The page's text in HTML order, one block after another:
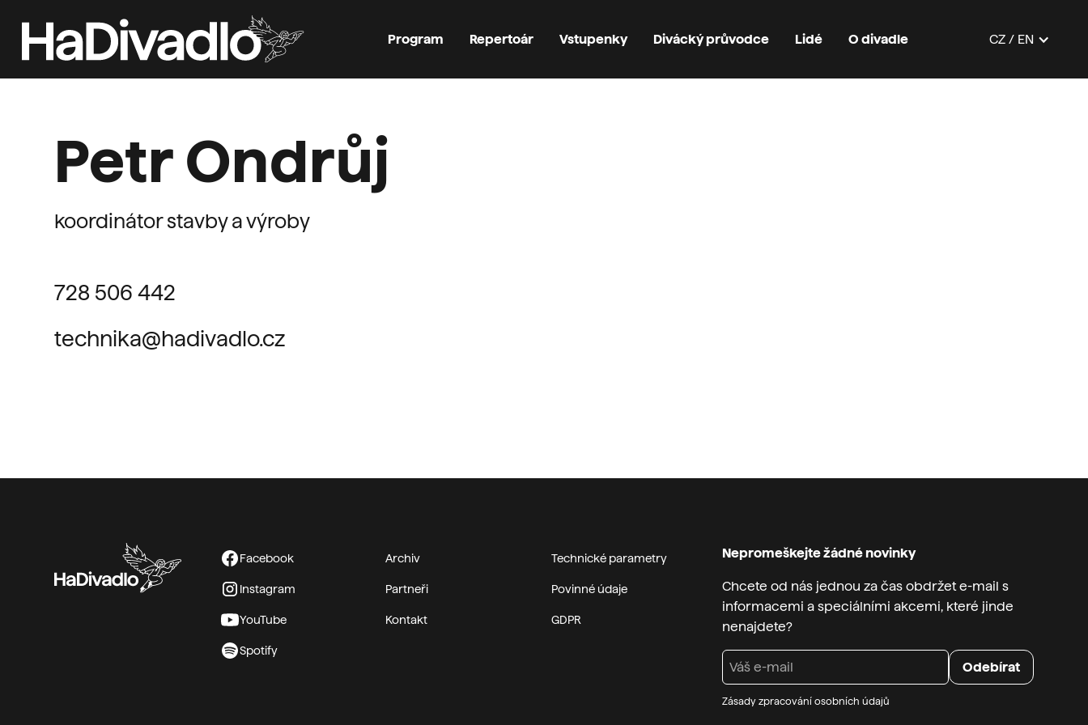
Program Repertoár Vstupenky Divácký průvodce Lidé O divadle CZ / EN
Petr Ondrůj
koordinátor stavby a výroby
728 506 442
technika@hadivadlo.cz
Facebook
Instagram
YouTube
Spotify
Archiv
Partneři
Kontakt
Technické parametry
Povinné údaje
GDPR
Nepromeškejte žádné novinky
Chcete od nás jednou za čas obdržet e-mail s
informacemi a speciálními akcemi, které jinde
nenajdete?
Zásady zpracování osobních údajů